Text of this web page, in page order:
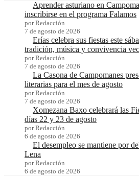
Aprender asturiano en
inscribirse en el programa Falamos
por Redacción
7 de agosto de 2026
Erías celebra sus fiestas este
tradición, música y convivencia
por Redacción
7 de agosto de 2026
La Casona de Campomanes
literarias para el mes de agosto
por Redacción
7 de agosto de 2026
Xomezana Baxo celebrará las
días 22 y 23 de agosto
por Redacción
6 de agosto de 2026
El desempleo se mantiene por
Lena
por Redacción
6 de agosto de 2026